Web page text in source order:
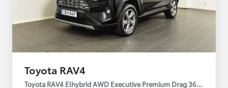
Toyota RAV4
Toyota RAV4 Elhybrid AWD Executive Premium Drag 360-kamera